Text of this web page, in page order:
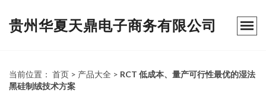
贵州华夏天鼎电子商务有限公司
当前位置： 首页 > 产品大全 > RCT 低成本、量产可行性最优的湿法
黑硅制绒技术方案